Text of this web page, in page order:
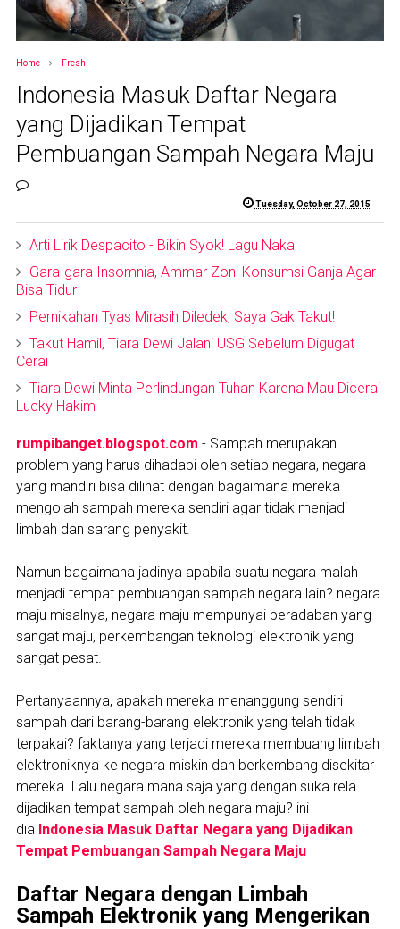
Home Fresh
Indonesia Masuk Daftar Negara
yang Dijadikan Tempat
Pembuangan Sampah Negara Maju
Tuesday, October 27, 2015
Arti Lirik Despacito - Bikin Syok! Lagu Nakal
Gara-gara Insomnia, Ammar Zoni Konsumsi Ganja Agar
Bisa Tidur
Pernikahan Tyas Mirasih Diledek, Saya Gak Takut!
Takut Hamil, Tiara Dewi Jalani USG Sebelum Digugat
Cerai
Tiara Dewi Minta Perlindungan Tuhan Karena Mau Dicerai
Lucky Hakim
rumpibanget.blogspot.com - Sampah merupakan
problem yang harus dihadapi oleh setiap negara, negara
yang mandiri bisa dilihat dengan bagaimana mereka
mengolah sampah mereka sendiri agar tidak menjadi
limbah dan sarang penyakit.
Namun bagaimana jadinya apabila suatu negara malah
menjadi tempat pembuangan sampah negara lain? negara
maju misalnya, negara maju mempunyai peradaban yang
sangat maju, perkembangan teknologi elektronik yang
sangat pesat.
Pertanyaannya, apakah mereka menanggung sendiri
sampah dari barang-barang elektronik yang telah tidak
terpakai? faktanya yang terjadi mereka membuang limbah
elektroniknya ke negara miskin dan berkembang disekitar
mereka. Lalu negara mana saja yang dengan suka rela
dijadikan tempat sampah oleh negara maju? ini
dia Indonesia Masuk Daftar Negara yang Dijadikan
Tempat Pembuangan Sampah Negara Maju
Daftar Negara dengan Limbah
Sampah Elektronik yang Mengerikan